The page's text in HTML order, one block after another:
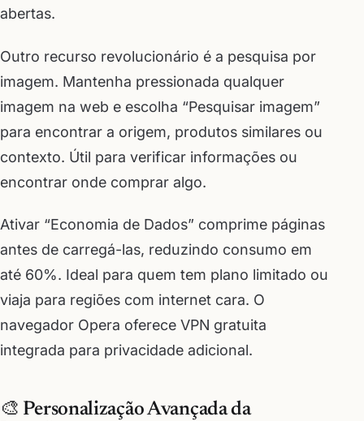
abertas.
Outro recurso revolucionário é a pesquisa por
imagem. Mantenha pressionada qualquer
imagem na web e escolha “Pesquisar imagem”
para encontrar a origem, produtos similares ou
contexto. Útil para verificar informações ou
encontrar onde comprar algo.
Ativar “Economia de Dados” comprime páginas
antes de carregá-las, reduzindo consumo em
até 60%. Ideal para quem tem plano limitado ou
viaja para regiões com internet cara. O
navegador Opera oferece VPN gratuita
integrada para privacidade adicional.
🎨 Personalização Avançada da